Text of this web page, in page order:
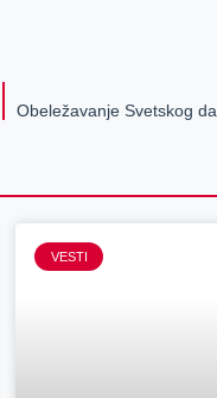
VESTI